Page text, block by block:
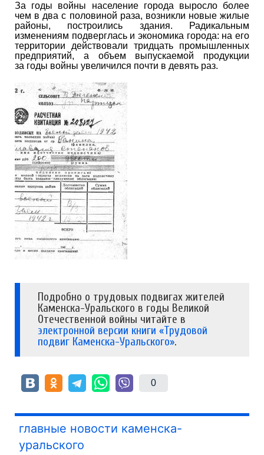
За годы войны население города выросло более
чем в два с половиной раза, возникли новые жилые
районы, построились здания. Радикальным
изменениям подверглась и экономика города: на его
территории действовали тридцать промышленных
предприятий, а объем выпускаемой продукции
за годы войны увеличился почти в девять раз.
Подробно о трудовых подвигах жителей
Каменска-Уральского в годы Великой
Отечественной войны читайте в
электронной версии книги «Трудовой
подвиг Каменска-Уральского».
0
главные новости каменска-
уральского